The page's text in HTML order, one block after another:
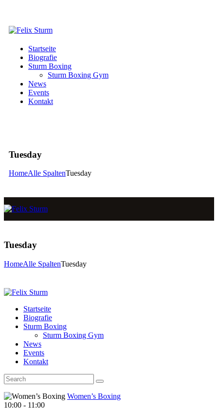
Startseite
Biografie
Sturm Boxing
Sturm Boxing Gym
News
Events
Kontakt
Tuesday
HomeAlle SpaltenTuesday
Tuesday
HomeAlle SpaltenTuesday
Startseite
Biografie
Sturm Boxing
Sturm Boxing Gym
News
Events
Kontakt
Women’s Boxing
10:00 - 11:00